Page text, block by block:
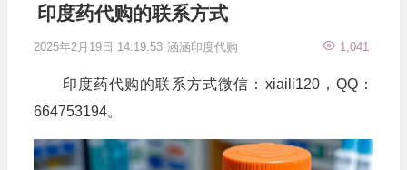
印度药代购的联系方式
2025年2月19日 14:19:53 涵涵印度代购 1,041
印度药代购的联系方式微信：xiaili120，QQ：
664753194。